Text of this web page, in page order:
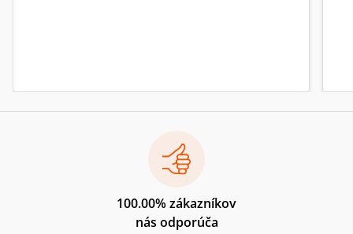
100.00% zákazníkov
nás odporúča